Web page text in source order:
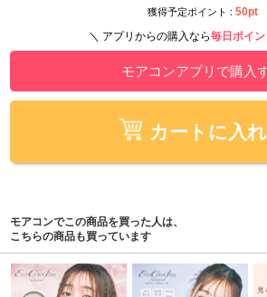
獲得予定ポイント : 50pt
＼ アプリからの購入なら毎日ポイ
モアコンアプリで購入
カートに入
モアコンでこの商品を買った人は、
こちらの商品も買っています